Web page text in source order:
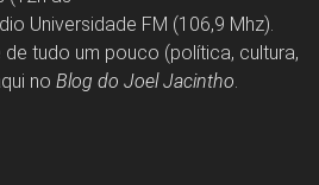
Universidade FM (106,9 Mhz).
tudo um pouco (política, cultura,
no Blog do Joel Jacintho.